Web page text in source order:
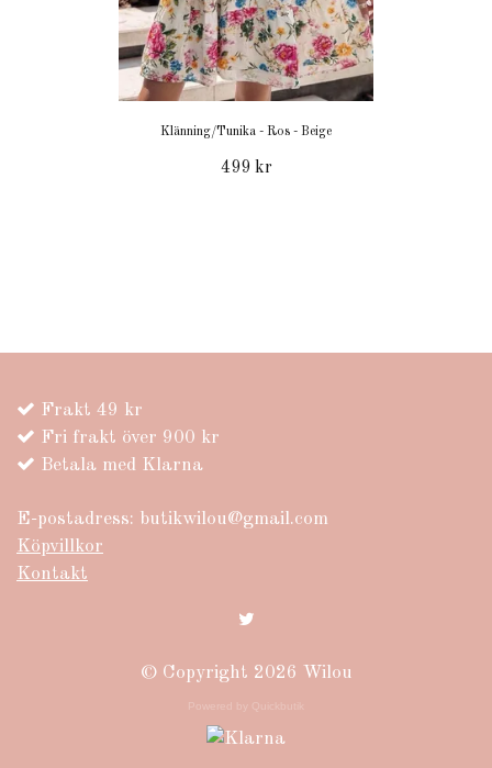
Klänning/Tunika - Ros - Beige
499 kr
Frakt 49 kr
Fri frakt över 900 kr
Betala med Klarna
E-postadress: butikwilou@gmail.com
Köpvillkor
Kontakt
© Copyright 2026 Wilou
Powered by Quickbutik